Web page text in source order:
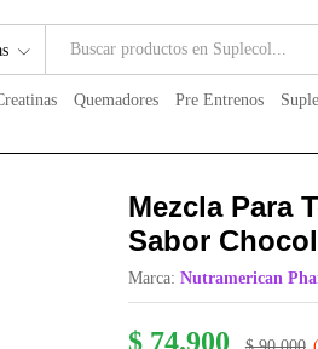
Quemadores Pre Entrenos
Mezcla Para
Sabor
Marca: Nutramerican
$74.900
de Megaplex Sabor